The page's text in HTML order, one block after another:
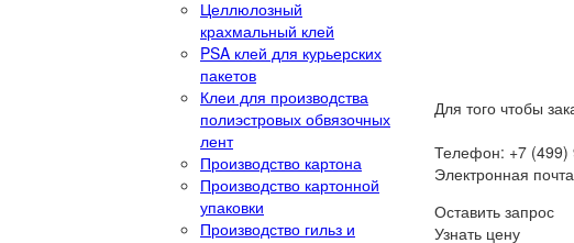
Целлюлозный
крахмальный клей
PSA клей для курьерских
пакетов
Клеи для производства
полиэстровых обвязочных
лент
Производство картона
Производство картонной
упаковки
Производство гильз и
Для того чтобы
Телефон: +7 (499)
Электронная
Оставить запрос
Узнать цену